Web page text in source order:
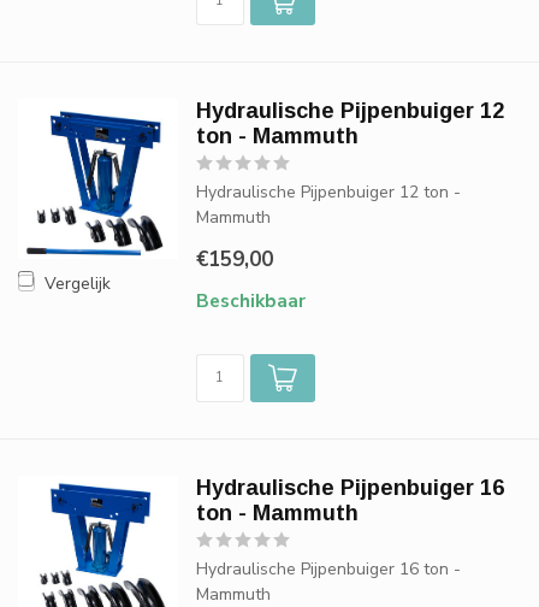
Vergelijk
Hydraulische Pijpenbuiger 12
ton - Mammuth
Hydraulische Pijpenbuiger 12 ton -
Mammuth
€159,00
Beschikbaar
Hydraulische Pijpenbuiger 16
ton - Mammuth
Hydraulische Pijpenbuiger 16 ton -
Mammuth